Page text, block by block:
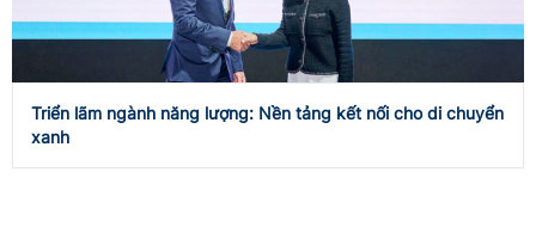
Triển lãm ngành năng lượng: Nền tảng kết nối cho di chuyển
xanh